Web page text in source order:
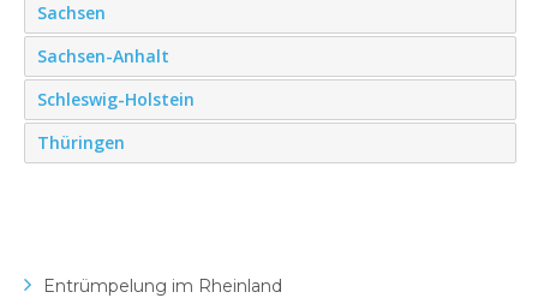
Sachsen
Sachsen-Anhalt
Schleswig-Holstein
Thüringen
Entrümpelung im Rheinland